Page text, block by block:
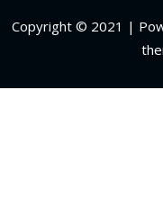
Copyright © 2021 |